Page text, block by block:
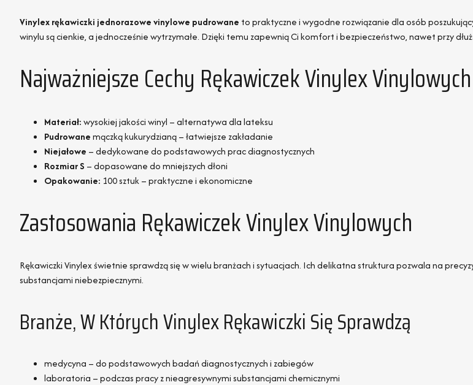
Vinylex rękawiczki jednorazowe vinylowe pudrowane to praktyczne i wygodne rozwiązanie dla osób
winylu są cienkie, a jednocześnie wytrzymałe. Dzięki temu zapewnią Ci komfort i bezpieczeństwo, nawet przy
Najważniejsze Cechy Rękawiczek Vinylex
Materiał:wysokiej jakości winyl – alternatywa dla lateksu
Pudrowanemączką kukurydzianą – łatwiejsze zakładanie
Niejałowe – dedykowane do podstawowych prac diagnostycznych
Rozmiar S – dopasowane do mniejszych dłoni
Opakowanie: 100 sztuk – praktyczne i ekonomiczne
Zastosowania Rękawiczek Vinylex Vinylowych
Rękawiczki Vinylex świetnie sprawdzą się w wielu branżach i sytuacjach. Ich delikatna struktura pozwala na
substancjami niebezpiecznymi.
Branże, W Których Vinylex Rękawiczki Się Sprawdzą
medycyna – do podstawowych badań diagnostycznych i zabiegów
laboratoria – podczas pracy z nieagresywnymi substancjami chemicznymi